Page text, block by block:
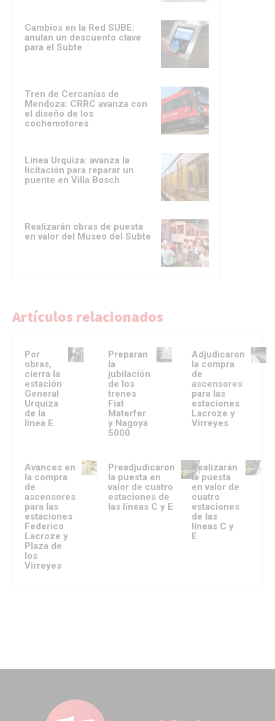
Cambios en la Red SUBE:
anulan un descuento clave
para el Subte
Tren de Cercanías de
Mendoza: CRRC avanza con
el diseño de los
cochemotores
Línea Urquiza: avanza la
licitación para reparar un
puente en Villa Bosch
Realizarán obras de puesta
en valor del Museo del Subte
Artículos relacionados
Por
obras,
cierra la
estación
General
Urquiza
de la
línea E
Preparan
la
jubilación
de los
trenes
Fiat
Materfer
y Nagoya
5000
Adjudicaron
la compra
de
ascensores
para las
estaciones
Lacroze y
Virreyes
Avances en
la compra
de
ascensores
para las
estaciones
Federico
Lacroze y
Plaza de
los
Virreyes
Preadjudicaron
la puesta en
valor de cuatro
estaciones de
las líneas C y E
Realizarán
la puesta
en valor de
cuatro
estaciones
de las
líneas C y
E